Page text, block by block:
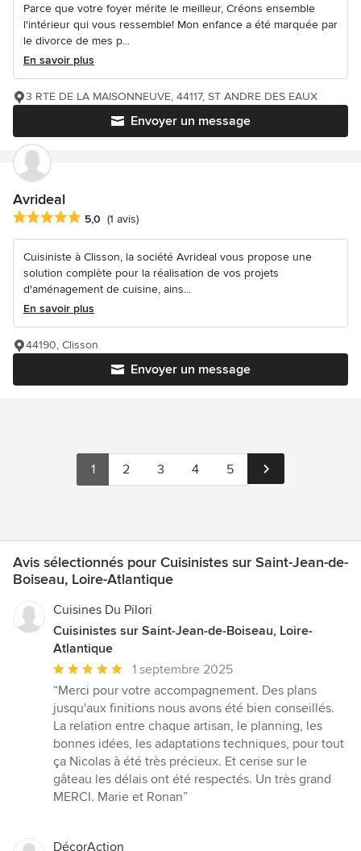
Parce que votre foyer mérite le meilleur, Créons ensemble
l'intérieur qui vous ressemble! Mon enfance a été marquée par
le divorce de mes p...
En savoir plus
Envoyer un message
3 RTE DE LA MAISONNEUVE, 44117, ST ANDRE DES EAUX
Avrideal
Note moyenne : 5 étoiles sur 5
5,0 (1 avis)
Cuisiniste à Clisson, la société Avrideal vous propose une
solution complète pour la réalisation de vos projets
d'aménagement de cuisine, ains...
En savoir plus
Envoyer un message
44190, Clisson
1 2 3 4 5
Avis sélectionnés pour Cuisinistes sur Saint-Jean-de-
Boiseau, Loire-Atlantique
Cuisines Du Pilori
Cuisinistes sur Saint-Jean-de-Boiseau, Loire-
Atlantique
Note
moyenne
:
5
étoiles
sur
5
1 septembre 2025
“Merci pour votre accompagnement. Des plans
jusqu'aux finitions nous avons été bien conseillés.
La relation entre chaque artisan, le planning, les
bonnes idées, les adaptations techniques, pour tout
ça Nicolas à été très précieux. Et cerise sur le
gâteau les délais ont été respectés. Un très grand
MERCI. Marie et Ronan”
DécorAction